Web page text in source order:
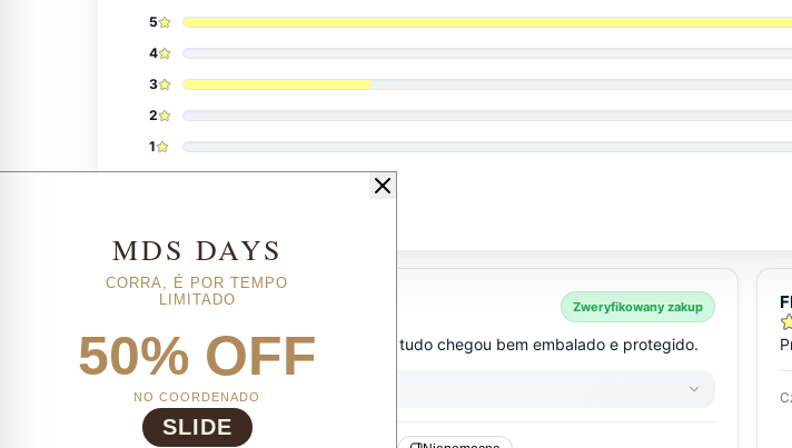
MDS DAYS
CORRA, É POR TEMPO
LIMITADO
50% OFF
NO COORDENADO
SLIDE